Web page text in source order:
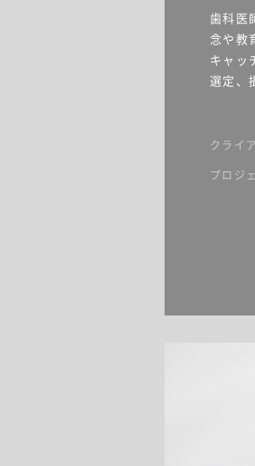
歯科医
念や教
キャッ
選定、
クライ
プロジ